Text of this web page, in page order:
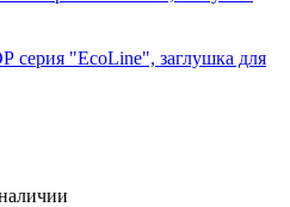
"EcoLine", заглушка для